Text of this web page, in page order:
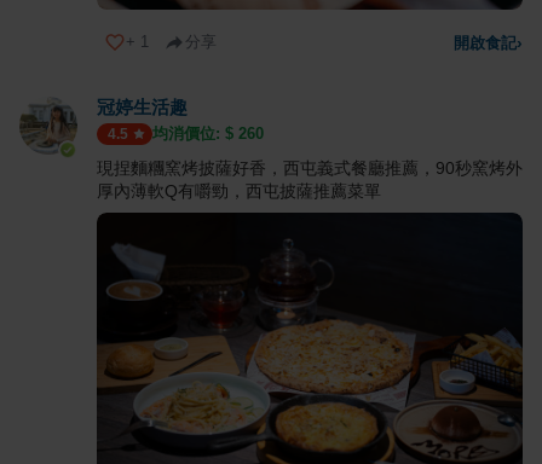
+ 1 分享 開啟食記›
冠婷生活趣
4.5 均消價位: $ 260
現捏麵糰窯烤披薩好香，西屯義式餐廳推薦，90秒窯烤外
厚內薄軟Q有嚼勁，西屯披薩推薦菜單